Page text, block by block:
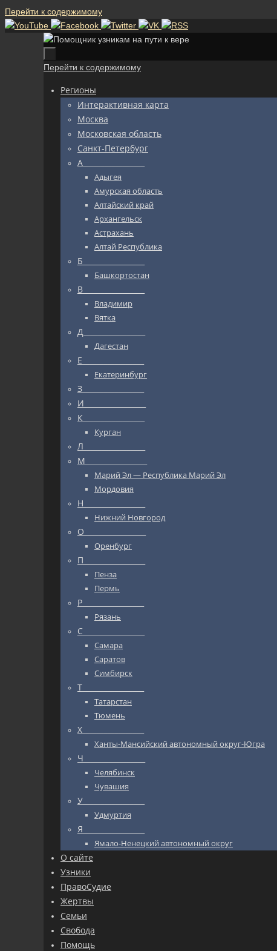
Перейти к содержимому
Перейти к содержимому
Регионы
Интерактивная карта
Москва
Московская область
Санкт-Петербург
А_________________
Адыгея
Амурская область
Алтайский край
Архангельск
Астрахань
Алтай Республика
Б_________________
Башкортостан
В_________________
Владимир
Вятка
Д_________________
Дагестан
Е_________________
Екатеринбург
З_________________
И_________________
К_________________
Курган
Л_________________
М_________________
Марий Эл — Республика Марий Эл
Мордовия
Н_________________
Нижний Новгород
О_________________
Оренбург
П_________________
Пенза
Пермь
Р_________________
Рязань
С_________________
Самара
Саратов
Симбирск
Т_________________
Татарстан
Тюмень
Х_________________
Ханты-Мансийский автономный округ-Югра
Ч_________________
Челябинск
Чувашия
У_________________
Удмуртия
Я_________________
Ямало-Ненецкий автономный округ
О сайте
Узники
ПравоСудие
Жертвы
Семьи
Свобода
Помощь